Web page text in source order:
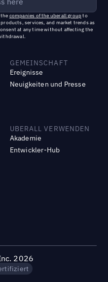
companies of the uberall groupto
services, and market trends as
at any time without affecting the
GEMEINSCHAFT
Ereignisse
Neuigkeiten und Presse
UBERALL VERWENDEN
Akademie
Entwickler-Hub
2026